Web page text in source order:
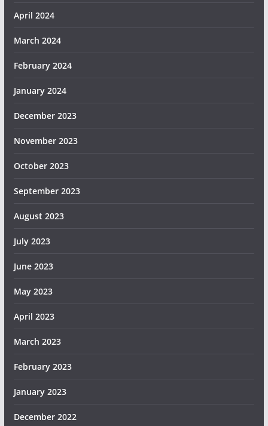
April 2024
March 2024
February 2024
January 2024
December 2023
November 2023
October 2023
September 2023
August 2023
July 2023
June 2023
May 2023
April 2023
March 2023
February 2023
January 2023
December 2022